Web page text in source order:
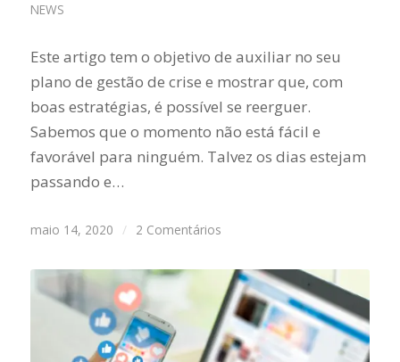
NEWS
Este artigo tem o objetivo de auxiliar no seu
plano de gestão de crise e mostrar que, com
boas estratégias, é possível se reerguer.
Sabemos que o momento não está fácil e
favorável para ninguém. Talvez os dias estejam
passando e…
maio 14, 2020 / 2 Comentários